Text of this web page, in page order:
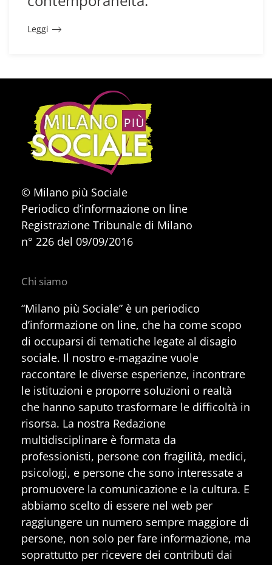
Leggi
© Milano più Sociale
Periodico d’informazione on line
Registrazione Tribunale di Milano
n° 226 del 09/09/2016
Chi siamo
“Milano più Sociale” è un periodico
d’informazione on line, che ha come scopo
di occuparsi di tematiche legate al disagio
sociale. Il nostro e-magazine vuole
raccontare le diverse esperienze, incontrare
le istituzioni e proporre soluzioni o realtà
che hanno saputo trasformare le difficoltà in
risorsa. La nostra Redazione
multidisciplinare è formata da
professionisti, persone con fragilità, medici,
psicologi, e persone che sono interessate a
promuovere la comunicazione e la cultura. E
abbiamo scelto di essere nel web per
raggiungere un numero sempre maggiore di
persone, non solo per fare informazione, ma
soprattutto per ricevere dei contributi dai